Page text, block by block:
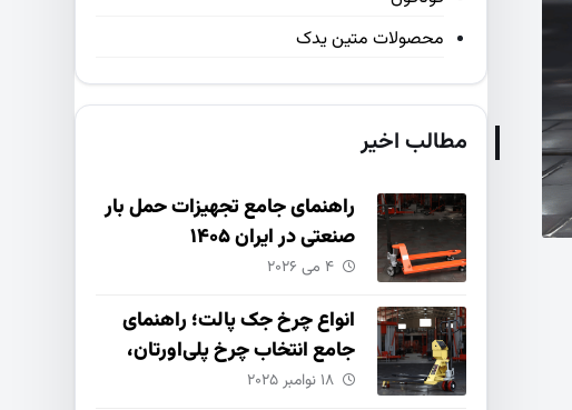
محصولات متین یدک
مطالب اخیر
راهنمای جامع تجهیزات حمل بار
صنعتی در ایران ۱۴۰۵
۴ می ۲۰۲۶
انواع چرخ جک پالت؛ راهنمای
جامع انتخاب چرخ پلی‌اورتان،
نایلون و چدنی
۱۸ نوامبر ۲۰۲۵